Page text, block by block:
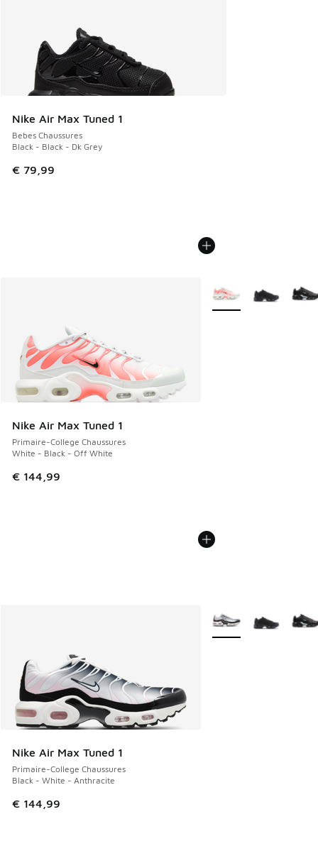
Nike Air Max Tuned 1
Bebes Chaussures
Black - Black - Dk Grey
€ 79,99
Nike Air Max Tuned 1
Primaire-College Chaussures
White - Black - Off White
€ 144,99
Plus de couleurs
Nike Air Max Tuned 1
Primaire-College Chaussures
Black - White - Anthracite
€ 144,99
Plus de couleurs